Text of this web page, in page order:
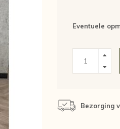
Eventuele
Bezorging